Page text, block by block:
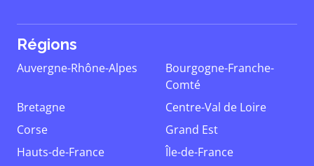
Régions
Auvergne-Rhône-Alpes
Bourgogne-Franche-
Comté
Bretagne
Centre-Val de Loire
Corse
Grand Est
Hauts-de-France
Île-de-France